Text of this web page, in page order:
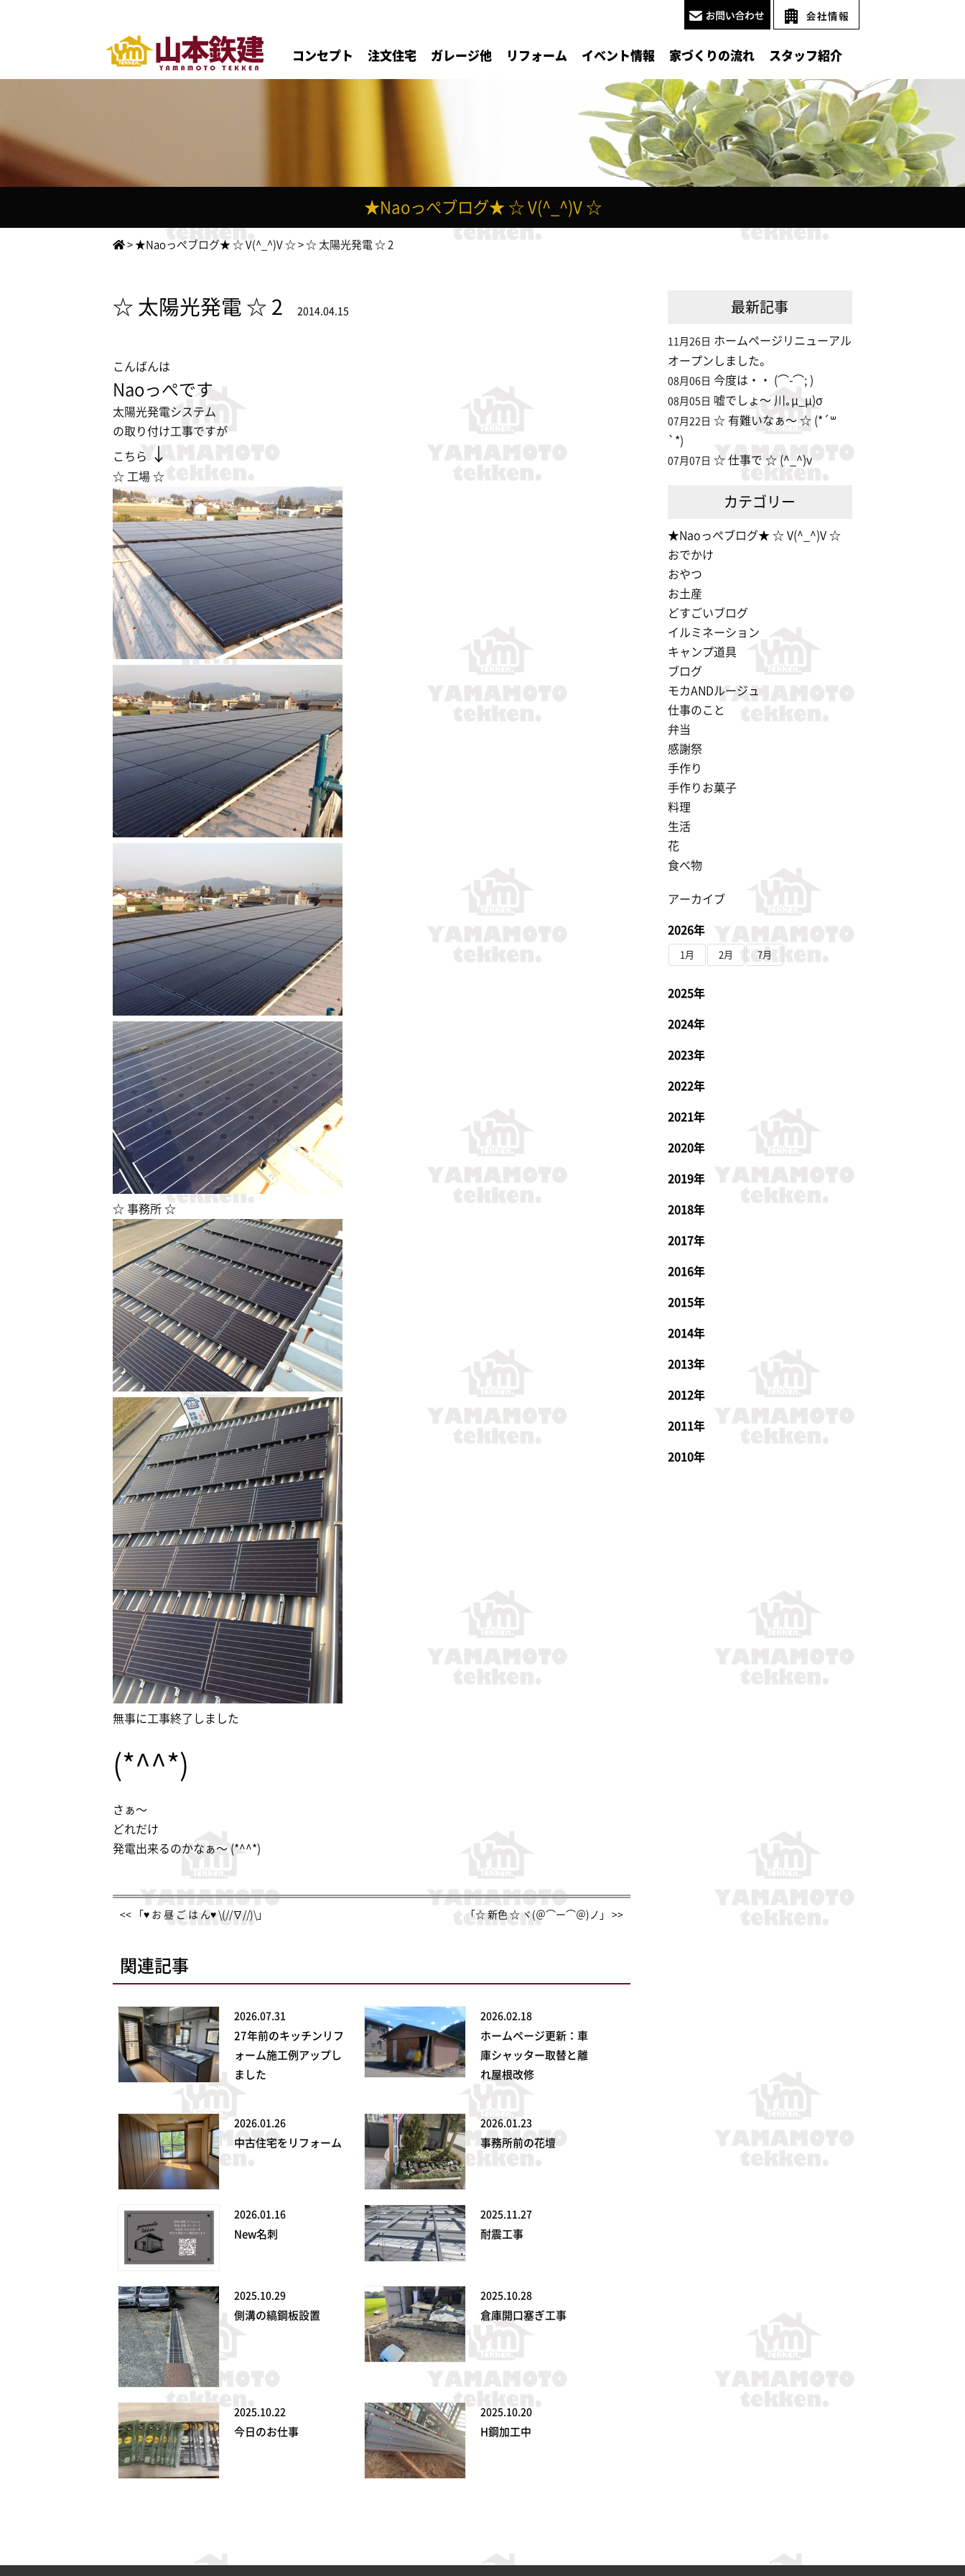
コンセプト 注文住宅 ガレージ他 リフォーム イベント情報 家づくりの流れ スタッフ紹介
★Naoっぺブログ★ ☆ V(^_^)V ☆
> ★Naoっぺブログ★ ☆ V(^_^)V ☆ > ☆ 太陽光発電 ☆ 2
☆ 太陽光発電 ☆ 2 2014.04.15
こんばんは
Naoっぺです
太陽光発電システム
の取り付け工事ですが
こちら ↓
☆ 工場 ☆
☆ 事務所 ☆
無事に工事終了しました
(*^^*)
さぁ〜
どれだけ
発電出来るのかなぁ〜 (*^^*)
<< 「♥ お 昼 ご は ん♥ \(//∇//)\」 「☆ 新色 ☆ ヾ(＠⌒ー⌒＠)ノ」 >>
関連記事
2026.07.31
27年前のキッチンリフ
ォーム施工例アップし
ました
2026.02.18
ホームページ更新：車
庫シャッター取替と離
れ屋根改修
2026.01.26
中古住宅をリフォーム
2026.01.23
事務所前の花壇
2026.01.16
New名刺
2025.11.27
耐震工事
2025.10.29
側溝の縞鋼板設置
2025.10.28
倉庫開口塞ぎ工事
2025.10.22
今日のお仕事
2025.10.20
H鋼加工中
最新記事
11月26日 ホームページリニューアル
オープンしました。
08月06日 今度は・・ (⌒-⌒; )
08月05日 嘘でしょ〜 川｡μ_μ)σ
07月22日 ☆ 有難いなぁ〜 ☆ (*´꒳
`*)
07月07日 ☆ 仕事で ☆ (^_^)v
カテゴリー
★Naoっぺブログ★ ☆ V(^_^)V ☆
おでかけ
おやつ
お土産
どすごいブログ
イルミネーション
キャンプ道具
ブログ
モカANDルージュ
仕事のこと
弁当
感謝祭
手作り
手作りお菓子
料理
生活
花
食べ物
アーカイブ
2026年
1月 2月 7月
2025年
2024年
2023年
2022年
2021年
2020年
2019年
2018年
2017年
2016年
2015年
2014年
2013年
2012年
2011年
2010年